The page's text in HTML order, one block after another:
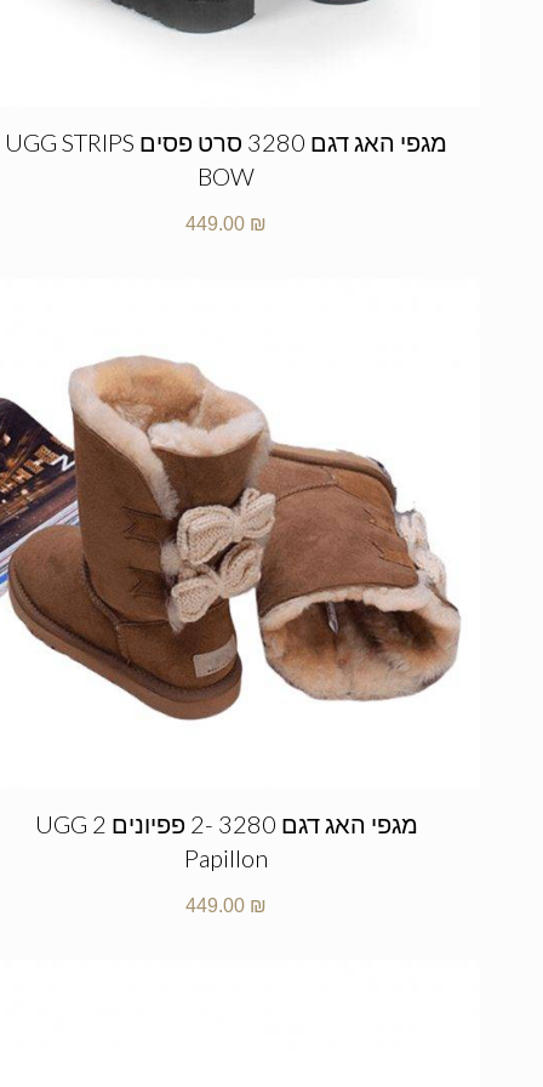
מגפי האג דגם 3280 סרט פסים UGG STRIPS
BOW
449.00 ₪
מגפי האג דגם 3280 -2 פפיונים UGG 2
Papillon
449.00 ₪